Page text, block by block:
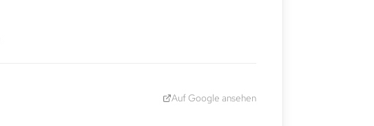
Auf Google ansehen